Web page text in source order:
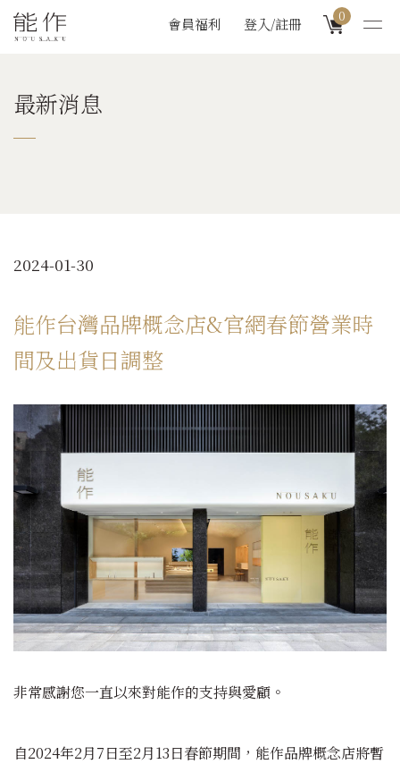
會員福利 登入/註冊 0
最新消息
2024-01-30
能作台灣品牌概念店&官網春節營業時
間及出貨日調整
非常感謝您一直以來對能作的支持與愛顧。
自2024年2月7日至2月13日春節期間 ，能作品牌概念店將暫